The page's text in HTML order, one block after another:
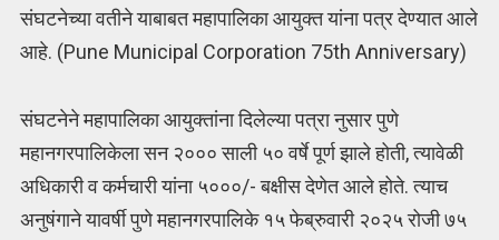
संघटनेच्या वतीने याबाबत महापालिका आयुक्त यांना पत्र देण्यात आले
आहे. (Pune Municipal Corporation 75th Anniversary)
संघटनेने महापालिका आयुक्तांना दिलेल्या पत्रा नुसार पुणे
महानगरपालिकेला सन २००० साली ५० वर्षे पूर्ण झाले होती, त्यावेळी
अधिकारी व कर्मचारी यांना ५०००/- बक्षीस देणेत आले होते. त्याच
अनुषंगाने यावर्षी पुणे महानगरपालिके १५ फेब्रुवारी २०२५ रोजी ७५